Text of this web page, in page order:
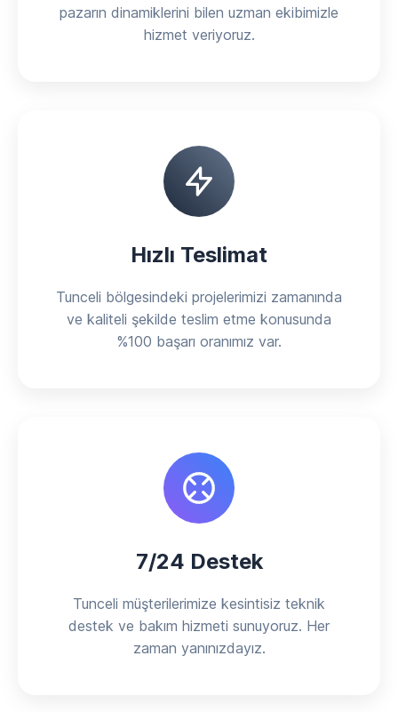
pazarın dinamiklerini bilen uzman ekibimizle
hizmet veriyoruz.
Hızlı Teslimat
Tunceli bölgesindeki projelerimizi zamanında
ve kaliteli şekilde teslim etme konusunda
%100 başarı oranımız var.
7/24 Destek
Tunceli müşterilerimize kesintisiz teknik
destek ve bakım hizmeti sunuyoruz. Her
zaman yanınızdayız.